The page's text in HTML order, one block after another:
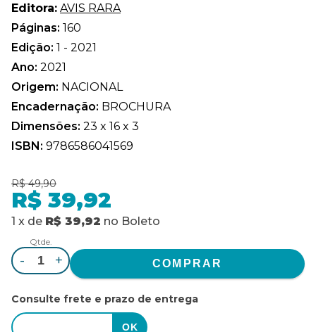
Editora: AVIS RARA
Páginas: 160
Edição: 1 - 2021
Ano: 2021
Origem: NACIONAL
Encadernação: BROCHURA
Dimensões: 23 x 16 x 3
ISBN: 9786586041569
R$ 49,90
R$ 39,92
1 x de R$ 39,92 no Boleto
Qtde.
- +
Consulte frete e prazo de entrega